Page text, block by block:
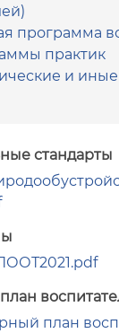
программа
практик
и
стандарты
план